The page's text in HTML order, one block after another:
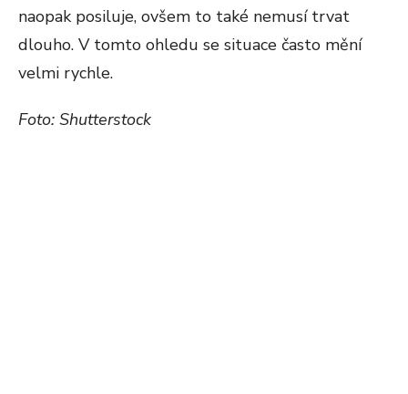
naopak posiluje, ovšem to také nemusí trvat
dlouho. V tomto ohledu se situace často mění
velmi rychle.
Foto: Shutterstock